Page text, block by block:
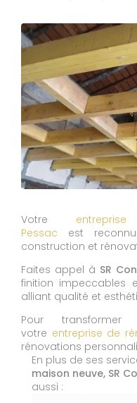
Votre
Pessac est
construction et
Faites appel à SR
finition impeccables
alliant qualité et
Pour transformer
votre entreprise de
rénovations
En plus de ses
maison neuve, SR
aussi :